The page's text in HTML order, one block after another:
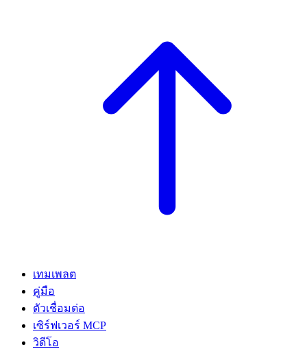
เทมเพลต
คู่มือ
ตัวเชื่อมต่อ
เซิร์ฟเวอร์ MCP
วิดีโอ